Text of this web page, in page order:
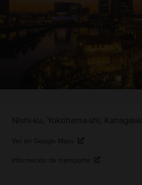
Nishi-ku, Yokohama-shi,
Ver en Google Maps
Información de transporte